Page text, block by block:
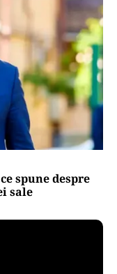
spune despre
sale